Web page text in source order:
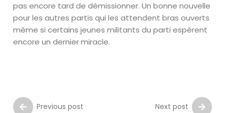
pas encore tard de démissionner. Un bonne nouvelle
pour les autres partis qui les attendent bras ouverts
même si certains jeunes militants du parti espèrent
encore un dernier miracle.
Previous post Next post